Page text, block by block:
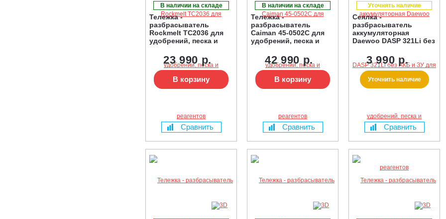
В наличии на складе
Тележка -
разбрасыватель
Rockmelt TC2036 для
удобрений, песка и
23 990 р.
В корзину
Сравнить
В наличии на складе
Тележка -
разбрасыватель
Caiman 45-0502С для
удобрений, песка и
42 990 р.
В корзину
Сравнить
Уточнять наличие
Сеялка -
разбрасыватель
аккумуляторная
Daewoo DASP 321Li без
удобрений, песка и
реагентов
3 990 р.
Уточнить наличие
Сравнить